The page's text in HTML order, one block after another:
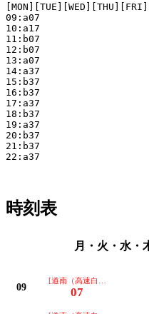
09:a07
10:a17
11:b07
12:b07
13:a07
14:a37
15:b37
16:b37
17:a37
18:b37
19:a37
20:b37
21:b37
22:a37
時刻表
月・火・水・
09
[道南（高速白鳥号）]
07